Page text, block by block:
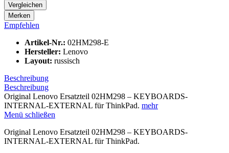
Vergleichen
Merken
Empfehlen
Artikel-Nr.: 02HM298-E
Hersteller: Lenovo
Layout: russisch
Beschreibung
Beschreibung
Original Lenovo Ersatzteil 02HM298 – KEYBOARDS-
INTERNAL-EXTERNAL für ThinkPad. mehr
Menü schließen
Original Lenovo Ersatzteil 02HM298 – KEYBOARDS-
INTERNAL-EXTERNAL für ThinkPad.